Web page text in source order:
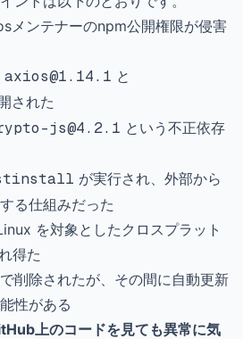
メンテナーのnpm公開権限が侵害
axios@1.14.1 と
された
js@4.2.1 という不正依存
が実行され、外部から
る仕組みだった
を対象としたクロスプラット
得た
削除されたが、その間に自動更新
性がある
上のコードを見ても異常に気